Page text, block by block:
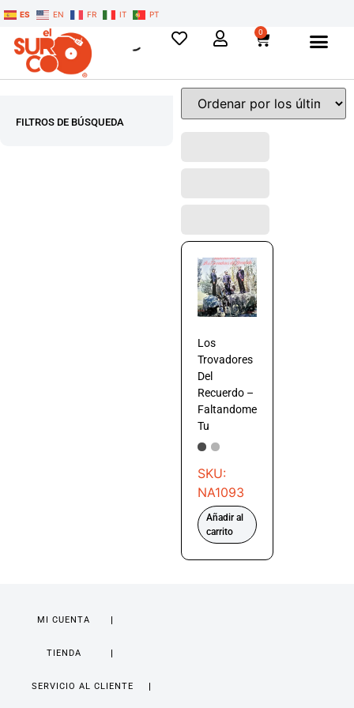
ES EN FR IT PT
0
FILTROS DE BÚSQUEDA
Los
Trovadores
Del
Recuerdo –
Faltandome
Tu
SKU:
NA1093
Añadir al
carrito
MI CUENTA
TIENDA
SERVICIO AL CLIENTE